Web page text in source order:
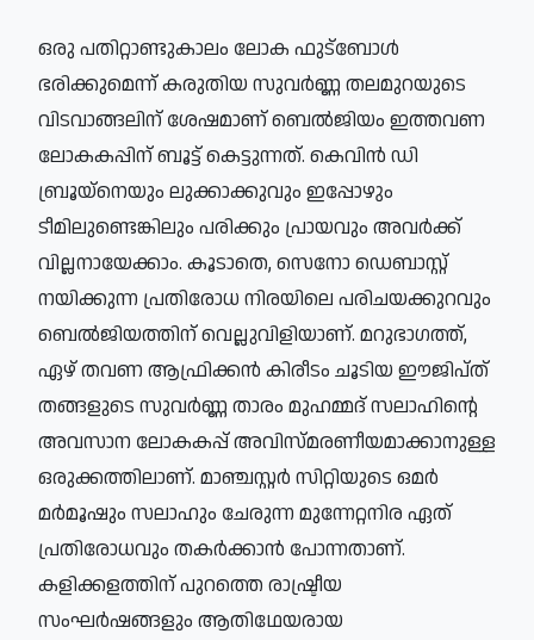
ഒരു പതിറ്റാണ്ടുകാലം ലോക ഫുട്‌ബോൾ
ഭരിക്കുമെന്ന് കരുതിയ സുവർണ്ണ തലമുറയുടെ
വിടവാങ്ങലിന് ശേഷമാണ് ബെൽജിയം ഇത്തവണ
ലോകകപ്പിന് ബൂട്ട് കെട്ടുന്നത്. കെവിൻ ഡി
ബ്രൂയ്നെയും ലുക്കാക്കുവും ഇപ്പോഴും
ടീമിലുണ്ടെങ്കിലും പരിക്കും പ്രായവും അവർക്ക്
വില്ലനായേക്കാം. കൂടാതെ, സെനോ ഡെബാസ്റ്റ്
നയിക്കുന്ന പ്രതിരോധ നിരയിലെ പരിചയക്കുറവും
ബെൽജിയത്തിന് വെല്ലുവിളിയാണ്. മറുഭാഗത്ത്,
ഏഴ് തവണ ആഫ്രിക്കൻ കിരീടം ചൂടിയ ഈജിപ്ത്
തങ്ങളുടെ സുവർണ്ണ താരം മുഹമ്മദ് സലാഹിന്റെ
അവസാന ലോകകപ്പ് അവിസ്മരണീയമാക്കാനുള്ള
ഒരുക്കത്തിലാണ്. മാഞ്ചസ്റ്റർ സിറ്റിയുടെ ഒമർ
മർമൂഷും സലാഹും ചേരുന്ന മുന്നേറ്റനിര ഏത്
പ്രതിരോധവും തകർക്കാൻ പോന്നതാണ്.
കളിക്കളത്തിന് പുറത്തെ രാഷ്ട്രീയ
സംഘർഷങ്ങളും ആതിഥേയരായ